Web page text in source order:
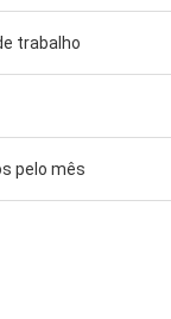
trabalho
pelo mês